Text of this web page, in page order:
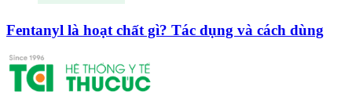
Fentanyl là hoạt chất gì? Tác dụng và cách dùng